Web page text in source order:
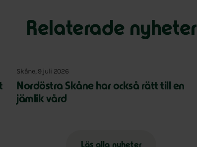
Relaterade nyheter
Skåne, 9 juli 2026
Nordöstra Skåne har också rätt till en
jämlik vård